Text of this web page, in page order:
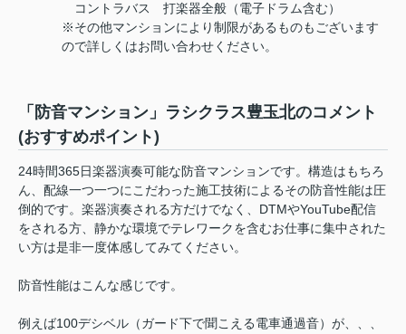
コントラバス 打楽器全般（電子ドラム含む）
※その他マンションにより制限があるものもございます
ので詳しくはお問い合わせください。
「防音マンション」ラシクラス豊玉北のコメント
(おすすめポイント)
24時間365日楽器演奏可能な防音マンションです。構造はもちろ
ん、配線一つ一つにこだわった施工技術によるその防音性能は圧
倒的です。楽器演奏される方だけでなく、DTMやYouTube配信
をされる方、静かな環境でテレワークを含むお仕事に集中された
い方は是非一度体感してみてください。
防音性能はこんな感じです。
例えば100デシベル（ガード下で聞こえる電車通過音）が、、、